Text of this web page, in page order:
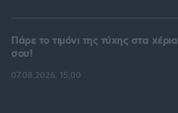
Πάρε το τιμόνι της τύχης στα χέρια
σου!
07.08.2026, 15:00